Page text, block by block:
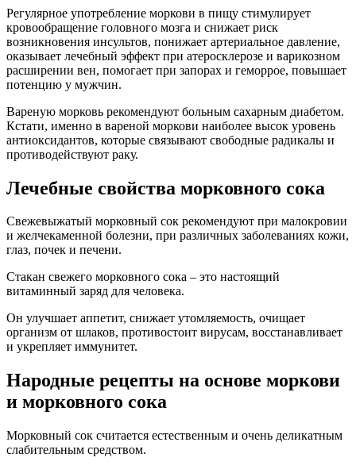
Регулярное употребление моркови в пищу стимулирует
кровообращение головного мозга и снижает риск
возникновения инсультов, понижает артериальное давление,
оказывает лечебный эффект при атеросклерозе и варикозном
расширении вен, помогает при запорах и геморрое, повышает
потенцию у мужчин.
Вареную морковь рекомендуют больным сахарным диабетом.
Кстати, именно в вареной моркови наиболее высок уровень
антиоксидантов, которые связывают свободные радикалы и
противодействуют раку.
Лечебные свойства морковного сока
Свежевыжатый морковный сок рекомендуют при малокровии
и желчекаменной болезни, при различных заболеваниях кожи,
глаз, почек и печени.
Стакан свежего морковного сока – это настоящий
витаминный заряд для человека.
Он улучшает аппетит, снижает утомляемость, очищает
организм от шлаков, противостоит вирусам, восстанавливает
и укрепляет иммунитет.
Народные рецепты на основе моркови
и морковного сока
Морковный сок считается естественным и очень деликатным
слабительным средством.